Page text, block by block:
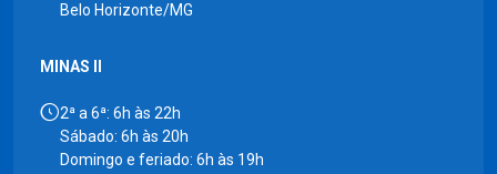
Belo Horizonte/MG
MINAS II
2ª a 6ª: 6h às 22h
Sábado: 6h às 20h
Domingo e feriado: 6h às 19h